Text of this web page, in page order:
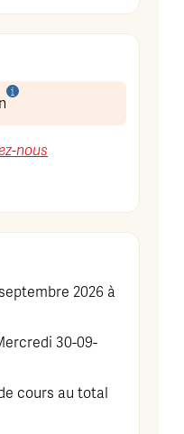
nous
2026 à
30-09-
cours au total